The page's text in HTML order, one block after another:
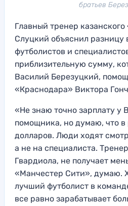
братьев
Главный тренер
Слуцкий объяснил разницу
футболистов и
приблизительную сумму,
Василий Березуцкий,
«Краснодара» Виктора
«Не знаю точно зарплату у
помощника, но думаю, что в
долларов. Люди ходят
а не на специалиста.
Гвардиола, не получает
«Манчестер Сити», думаю.
лучший футболист в
все равно зарабатывает